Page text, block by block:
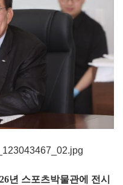
년 스포츠박물관에 전시